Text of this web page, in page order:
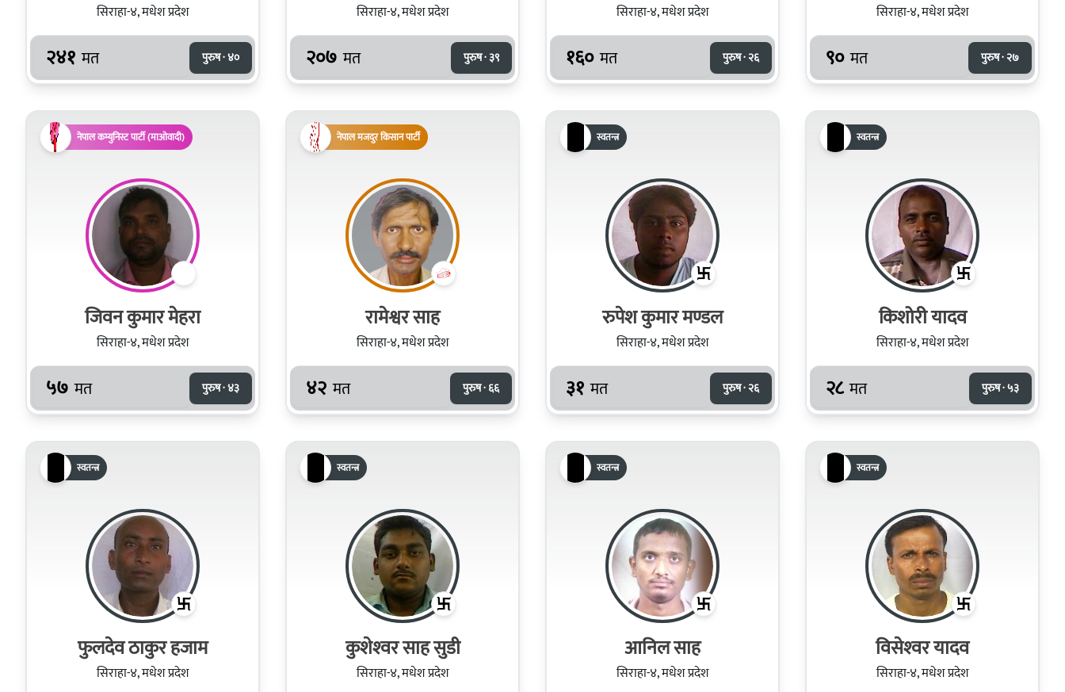
सिराहा-४, मधेश प्रदेश
२४१ मत पुरुष · ४०
सिराहा-४, मधेश प्रदेश
२०७ मत पुरुष · ३९
सिराहा-४, मधेश प्रदेश
१६० मत पुरुष · २६
सिराहा-४, मधेश प्रदेश
९० मत पुरुष · २७
नेपाल कम्युनिस्ट पार्टी (माओवादी)
जिवन कुमार मेहरा
सिराहा-४, मधेश प्रदेश
५७ मत पुरुष · ४३
नेपाल मजदुर किसान पार्टी
रामेश्वर साह
सिराहा-४, मधेश प्रदेश
४२ मत पुरुष · ६६
स्वतन्त्र
रुपेश कुमार मण्डल
सिराहा-४, मधेश प्रदेश
३१ मत पुरुष · २६
स्वतन्त्र
किशोरी यादव
सिराहा-४, मधेश प्रदेश
२८ मत पुरुष · ५३
स्वतन्त्र
फुलदेव ठाकुर हजाम
सिराहा-४, मधेश प्रदेश
स्वतन्त्र
कुशेश्‍वर साह सुडी
सिराहा-४, मधेश प्रदेश
स्वतन्त्र
आनिल साह
सिराहा-४, मधेश प्रदेश
स्वतन्त्र
विसेश्‍वर यादव
सिराहा-४, मधेश प्रदेश